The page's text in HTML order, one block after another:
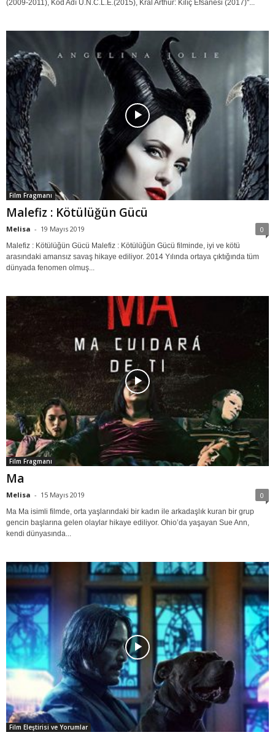
(2009-2011), Kod Adı U.N.C.L.E.(2015), Kral Arthur: Kılıç Efsanesi (2017)''...
Film Fragmanı
Malefiz : Kötülüğün Gücü
Melisa - 19 Mayıs 2019 0
Malefiz : Kötülüğün Gücü Malefiz : Kötülüğün Gücü filminde, iyi ve kötü
arasındaki amansız savaş hikaye ediliyor. 2014 Yılında ortaya çıktığında tüm
dünyada fenomen olmuş...
Film Fragmanı
Ma
Melisa - 15 Mayıs 2019 0
Ma Ma isimli filmde, orta yaşlarındaki bir kadın ile arkadaşlık kuran bir grup
gencin başlarına gelen olaylar hikaye ediliyor. Ohio’da yaşayan Sue Ann,
kendi dünyasında...
Film Eleştirisi ve Yorumlar